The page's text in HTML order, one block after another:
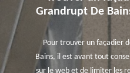
Grandrupt De
Pour trouver un façadier
Bains, il est avant tout
sur le web et de limiter les